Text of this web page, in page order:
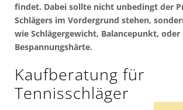
findet. Dabei sollte nicht unbedingt der
Schlägers im Vordergrund stehen,
wie Schlägergewicht, Balancepunkt, oder
Bespannungshärte.
Kaufberatung für
Tennisschläger